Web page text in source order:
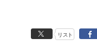
リスト